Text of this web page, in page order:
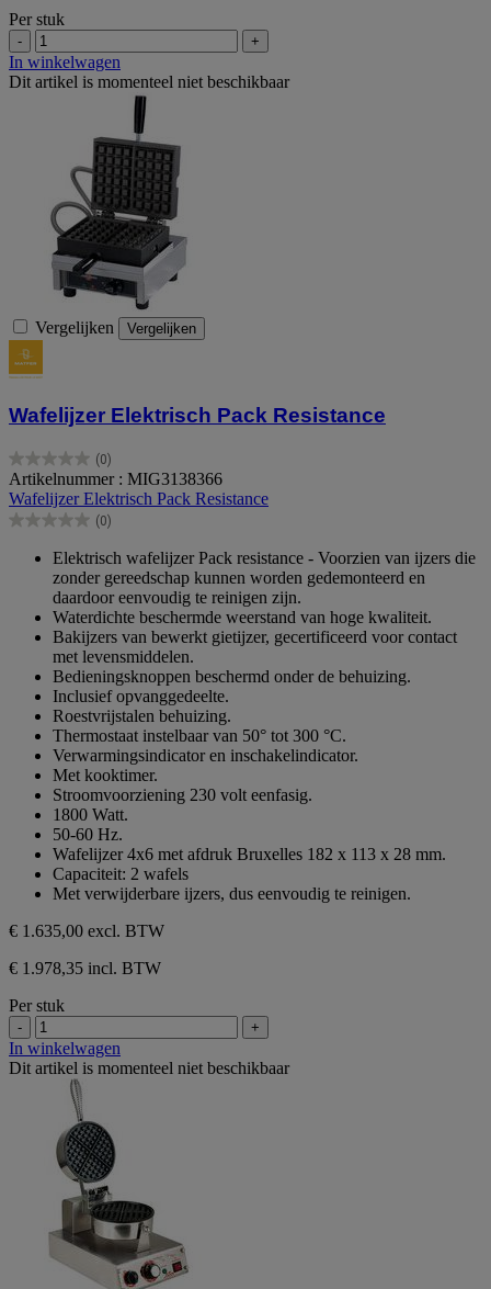
Per stuk
- +
In winkelwagen
Dit artikel is momenteel niet beschikbaar
Vergelijken Vergelijken
Wafelijzer Elektrisch Pack Resistance
(0)
0.0
van
de
5
Artikelnummer : MIG3138366
Wafelijzer Elektrisch Pack Resistance
(0)
0.0
sterren.
Elektrisch wafelijzer Pack resistance - Voorzien van ijzers die
zonder gereedschap kunnen worden gedemonteerd en
daardoor eenvoudig te reinigen zijn.
Waterdichte beschermde weerstand van hoge kwaliteit.
Bakijzers van bewerkt gietijzer, gecertificeerd voor contact
met levensmiddelen.
Bedieningsknoppen beschermd onder de behuizing.
Inclusief opvanggedeelte.
Roestvrijstalen behuizing.
Thermostaat instelbaar van 50° tot 300 °C.
Verwarmingsindicator en inschakelindicator.
Met kooktimer.
Stroomvoorziening 230 volt eenfasig.
1800 Watt.
50-60 Hz.
Wafelijzer 4x6 met afdruk Bruxelles 182 x 113 x 28 mm.
Capaciteit: 2 wafels
Met verwijderbare ijzers, dus eenvoudig te reinigen.
€ 1.635,00 excl. BTW
€ 1.978,35 incl. BTW
Per stuk
- +
In winkelwagen
Dit artikel is momenteel niet beschikbaar